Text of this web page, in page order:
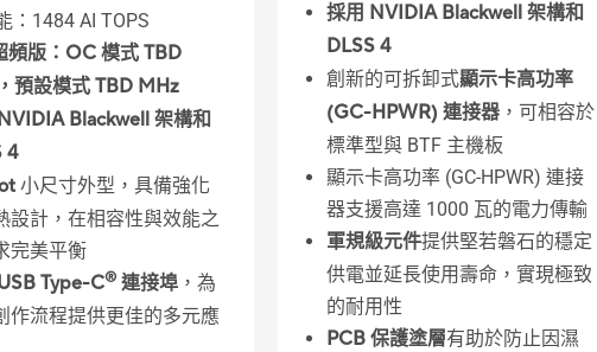
：1484 AI TOPS
頻版：OC 模式 TBD
預設模式 TBD MHz
Blackwell 架構和
4
小尺寸外型，具備強化
設計，在相容性與效能之
完美平衡
Type-C® 連接埠 ，為
作流程提供更佳的多元應
採用 NVIDIA Blackwell 架構和
DLSS 4
創新的可拆卸式顯示卡高功率
(GC-HPWR) 連接器 ，可相容於
標準型與 BTF 主機板
顯示卡高功率 (GC-HPWR) 連接
器支援高達 1000 瓦的電力傳輸
軍規級元件提供堅若磐石的穩定
供電並延長使用壽命，實現極致
的耐用性
PCB 保護塗層有助於防止因濕